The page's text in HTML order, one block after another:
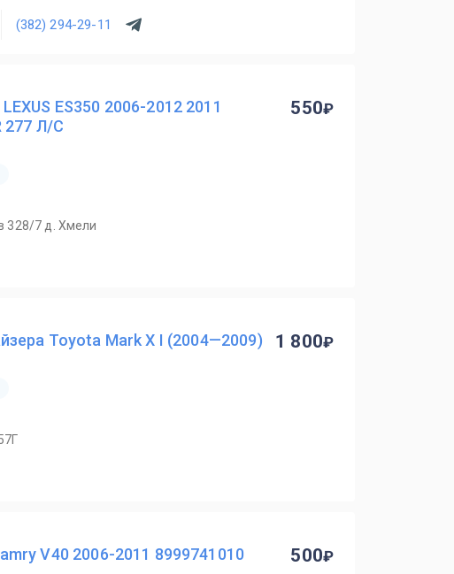
(382) 294-29-11
ES350 2006-2012 2011
277 Л/С
328/7 д. Хмели
550
Toyota Mark X I (2004—2009) 1 800
V40 2006-2011 8999741010 500